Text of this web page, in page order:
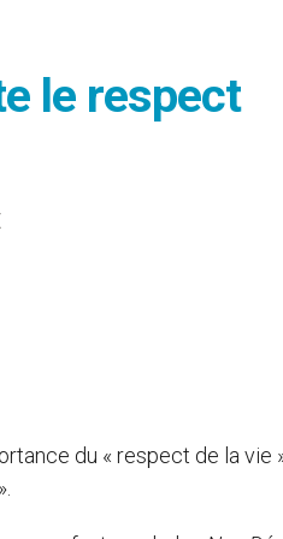
le respect
du « respect de la vie